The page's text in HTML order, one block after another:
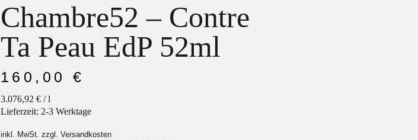
Chambre52 – Contre
Ta Peau EdP 52ml
160,00 €
3.076,92 € /l
Lieferzeit: 2-3 Werktage
inkl. MwSt. zzgl. Versandkosten